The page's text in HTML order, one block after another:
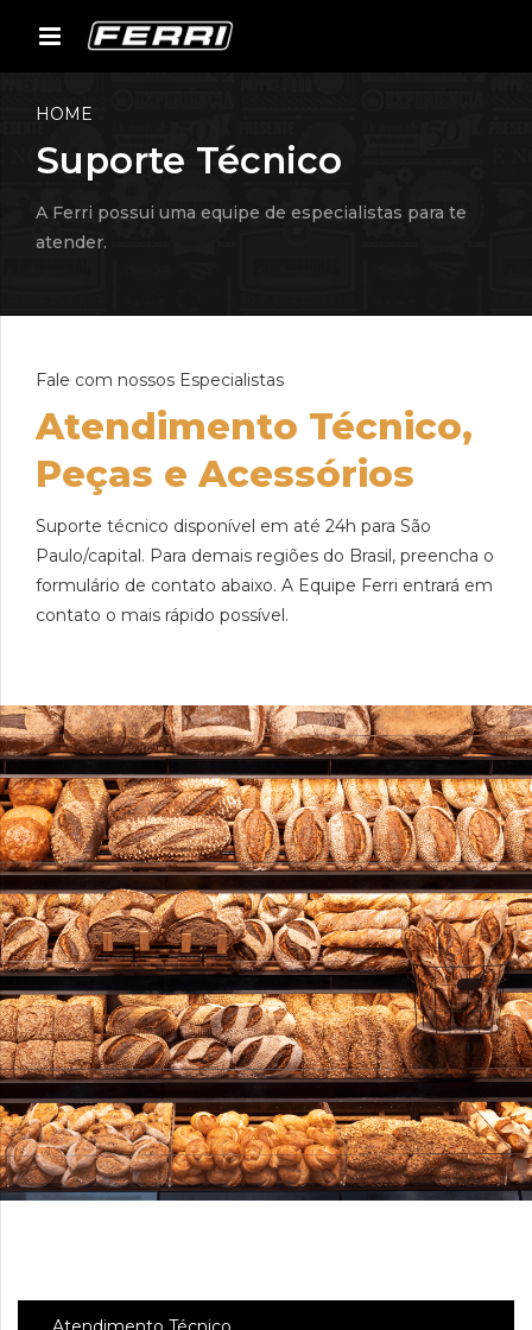
HOME
Suporte Técnico
A Ferri possui uma equipe de especialistas para te
atender.
Fale com nossos Especialistas
Atendimento Técnico,
Peças e Acessórios
Suporte técnico disponível em até 24h para São
Paulo/capital. Para demais regiões do Brasil, preencha o
formulário de contato abaixo. A Equipe Ferri entrará em
contato o mais rápido possível.